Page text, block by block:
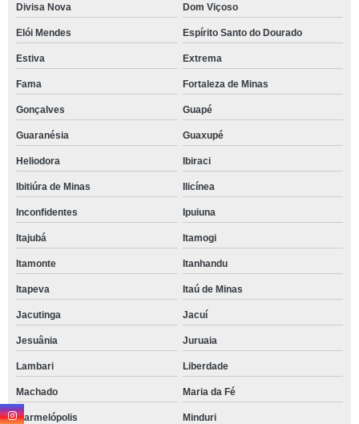
Divisa Nova Dom Viçoso
Elói Mendes Espírito Santo do Dourado
Estiva Extrema
Fama Fortaleza de Minas
Gonçalves Guapé
Guaranésia Guaxupé
Heliodora Ibiraci
Ibitiúra de Minas Ilicínea
Inconfidentes Ipuiuna
Itajubá Itamogi
Itamonte Itanhandu
Itapeva Itaú de Minas
Jacutinga Jacuí
Jesuânia Juruaia
Lambari Liberdade
Machado Maria da Fé
Marmelópolis Minduri